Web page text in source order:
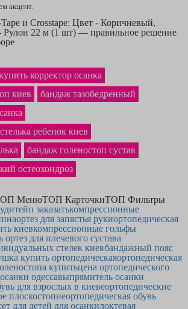
акцент.
и Crosstape: Цвет - Коричневый,
Рулон 22 м (1 шт) — правильное решение
место. Многообразный каталог сайта вмещает
стельки детские — купить
выгоднаяцена фиксатора лодыжки
фиксирующий бандаж на запястье
Вы не пожалеете.
корректор осанка
киев
бандаж тазобедренный
ребенок киев
бандаж голеностоп сустав
остеохондроз
МенюТОП КарточкиТОП Фильтры
тейп заказатькомпрессионные
ортез для запястья рукиортопедическая
киевкомпрессионные гольфы
ортез для плечевого сустава
стелек киевбандажный пояс
купить ортопедическаяортопедическая
купитьцена ортопедического
одессавыпрямитель осанки
для взрослых в киевеортопедические
плоскостопиеортопедическая обувь
для детей для осанкилоктевая